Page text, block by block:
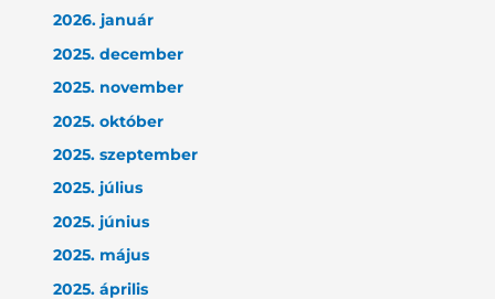
2026. január
2025. december
2025. november
2025. október
2025. szeptember
2025. július
2025. június
2025. május
2025. április